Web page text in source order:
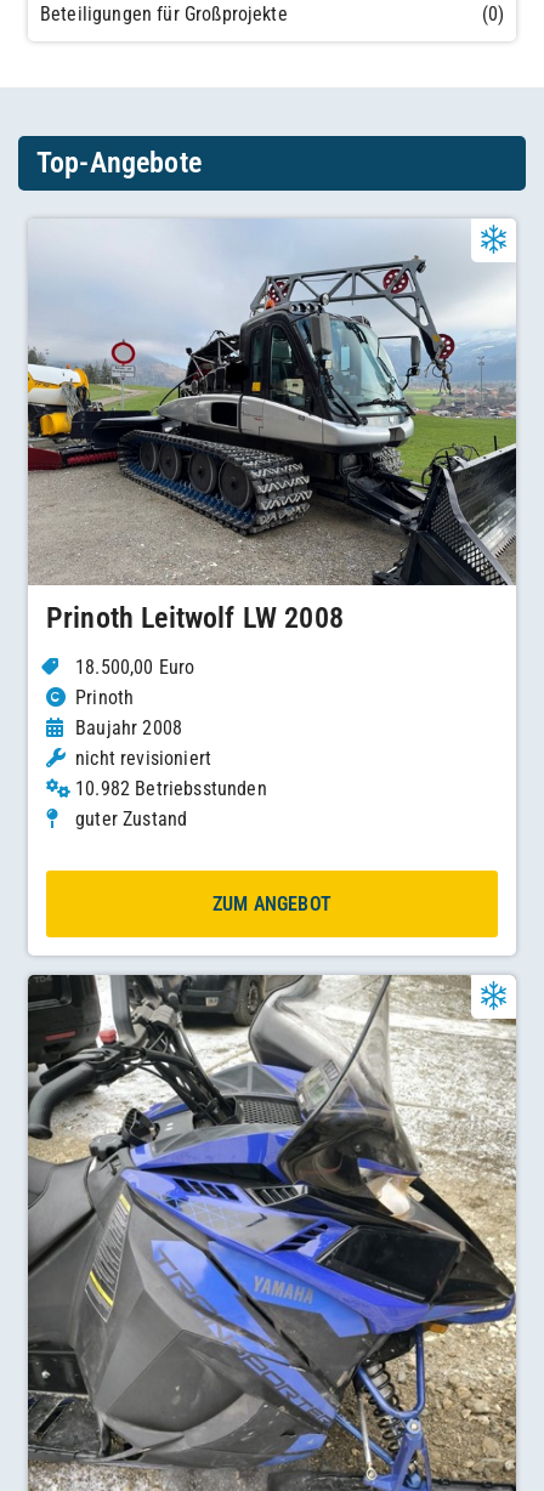
Beteiligungen für Großprojekte
(0)
Top-Angebote
Prinoth Leitwolf LW 2008
18.500,00 Euro
Prinoth
Baujahr 2008
nicht revisioniert
10.982 Betriebsstunden
guter Zustand
ZUM ANGEBOT